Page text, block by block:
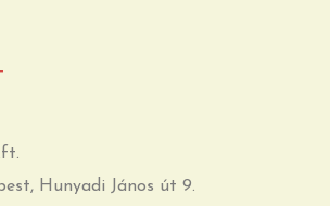
Hunyadi János út 9.